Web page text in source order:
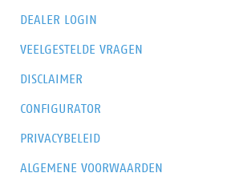
DEALER LOGIN
VEELGESTELDE VRAGEN
DISCLAIMER
CONFIGURATOR
PRIVACYBELEID
ALGEMENE VOORWAARDEN